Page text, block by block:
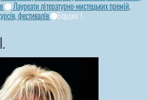
Лауреати літературно-мистецьких премій,
фестивалів
Бордюг І.